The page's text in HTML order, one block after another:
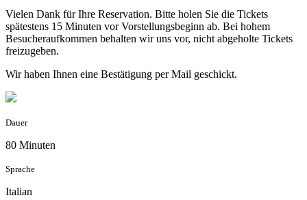
Vielen Dank für Ihre Reservation. Bitte holen Sie die Tickets
spätestens 15 Minuten vor Vorstellungsbeginn ab. Bei hohem
Besucheraufkommen behalten wir uns vor, nicht abgeholte Tickets
freizugeben.
Wir haben Ihnen eine Bestätigung per Mail geschickt.
Dauer
80 Minuten
Sprache
Italian